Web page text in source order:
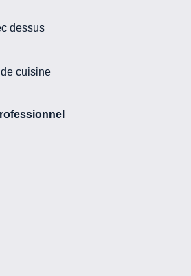
dessus
cuisine